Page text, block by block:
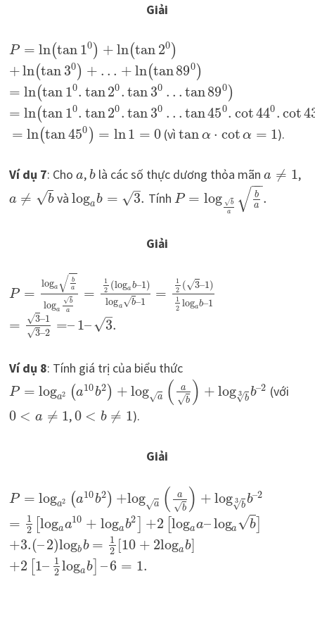
Giải
P = ln(tan 10) + ln(tan 20)
+ln(tan 30 ) + … + ln(tan890)
= ln(tan 10. tan20. tan 30 … tan890 )
= ln(tan 10. tan20. tan 30 … tan450. cot440. cot
= ln(tan450 ) = ln1 = 0 (vìtan α ⋅ cot α = 1).
Ví dụ 7: Cho a,b là các số thực dương thỏa mãna ≠ 1,
a ≠ b
√ vàlogab = 3
–
√ . Tính P = log b
√
a
b
a
−
−
√ .
Giải
P =
loga
b
a
√
loga
b
√
a
=
1
2 (loga b–1)
loga b
√ –1
=
1
2 ( 3
√ –1)
1
2 logab–1
= 3
√ –1
3
√ –2
=– 1– 3
–
√ .
Ví dụ 8: Tính giá trị của biểu thức
P = loga2 (a10b2 ) + log a
√ (
a
b
√ ) + log b
√
3 b–2 (với
0 < a ≠ 1,0 < b ≠ 1).
Giải
P = loga2 (a10b2 ) +log a
√ (
a
b
√ ) + log b
√
3 b–2
=
1
2
logaa10 + logab2 +2 [logaa–loga b
√ ]
+3.(–2)logbb =
1
2 [10 + 2logab]
+2 1– 1
2 logab] –6 = 1.